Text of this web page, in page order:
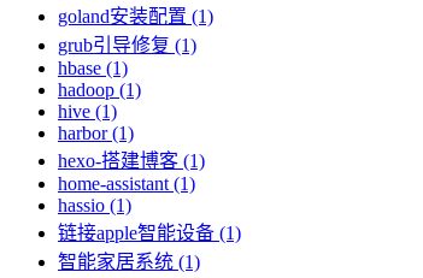
goland安装配置 (1)
grub引导修复 (1)
hbase (1)
hadoop (1)
hive (1)
harbor (1)
hexo-搭建博客 (1)
home-assistant (1)
hassio (1)
链接apple智能设备 (1)
智能家居系统 (1)